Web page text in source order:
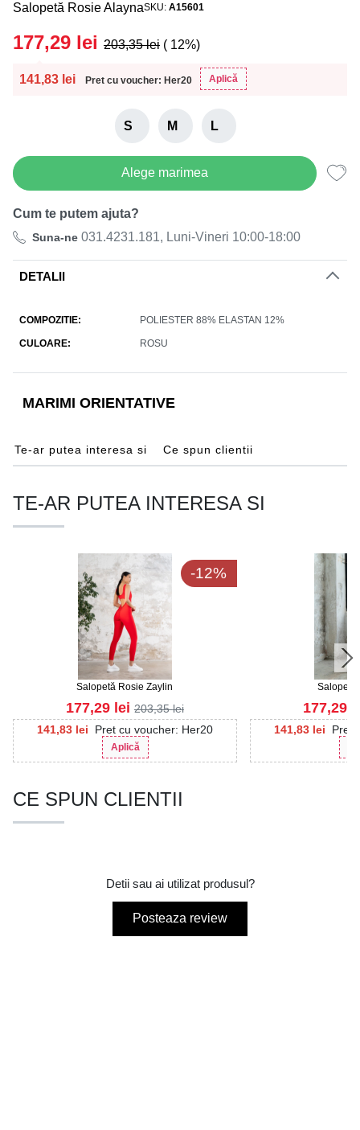
Salopetă Rosie AlaynaSKU A15601
141,83 lei Pret cu voucher: Her20 Aplică
177,29 lei 203,35lei ( 12%)
S M L
Alege marimea
Cum te putem ajuta?
Suna-ne 031.4231.181, Luni-Vineri 10:00-18:00
DETALII
COMPOZITIE POLIESTER 88% ELASTAN 12%
CULOARE ROSU
MARIMI ORIENTATIVE
Te-ar putea interesa si Ce spun clientii
TE-AR PUTEA INTERESA SI
-12%
Salopetă Rosie Zaylin
141,83 lei Pret cu voucher: Her20
Aplică
177,29 lei 203,35lei
Salopetă
141,83 lei Pret
177,29
CE SPUN CLIENTII
Detii sau ai utilizat produsul?
Posteaza review